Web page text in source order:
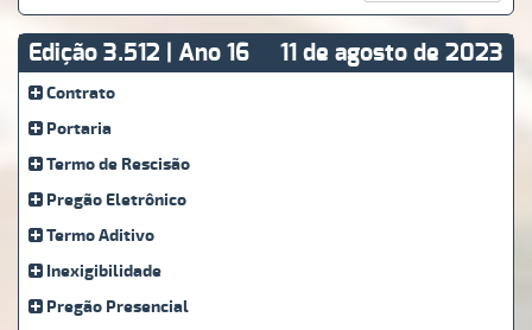
Edição 3.512 | Ano 16 11 de agosto de 2023
Contrato
Portaria
Termo de Rescisão
Pregão Eletrônico
Termo Aditivo
Inexigibilidade
Pregão Presencial